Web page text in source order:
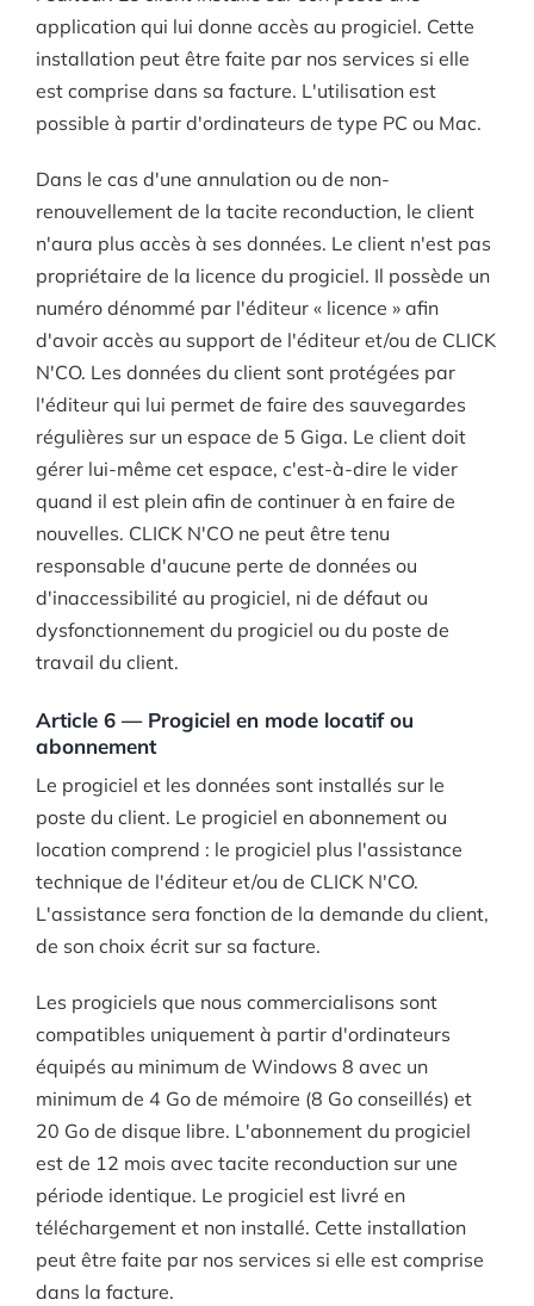
application qui lui donne accès au progiciel. Cette
installation peut être faite par nos services si elle
est comprise dans sa facture. L'utilisation est
possible à partir d'ordinateurs de type PC ou Mac.
Dans le cas d'une annulation ou de non-
renouvellement de la tacite reconduction, le client
n'aura plus accès à ses données. Le client n'est pas
propriétaire de la licence du progiciel. Il possède un
numéro dénommé par l'éditeur « licence » afin
d'avoir accès au support de l'éditeur et/ou de CLICK
N'CO. Les données du client sont protégées par
l'éditeur qui lui permet de faire des sauvegardes
régulières sur un espace de 5 Giga. Le client doit
gérer lui-même cet espace, c'est-à-dire le vider
quand il est plein afin de continuer à en faire de
nouvelles. CLICK N'CO ne peut être tenu
responsable d'aucune perte de données ou
d'inaccessibilité au progiciel, ni de défaut ou
dysfonctionnement du progiciel ou du poste de
travail du client.
Article 6 — Progiciel en mode locatif ou
abonnement
Le progiciel et les données sont installés sur le
poste du client. Le progiciel en abonnement ou
location comprend : le progiciel plus l'assistance
technique de l'éditeur et/ou de CLICK N'CO.
L'assistance sera fonction de la demande du client,
de son choix écrit sur sa facture.
Les progiciels que nous commercialisons sont
compatibles uniquement à partir d'ordinateurs
équipés au minimum de Windows 8 avec un
minimum de 4 Go de mémoire (8 Go conseillés) et
20 Go de disque libre. L'abonnement du progiciel
est de 12 mois avec tacite reconduction sur une
période identique. Le progiciel est livré en
téléchargement et non installé. Cette installation
peut être faite par nos services si elle est comprise
dans la facture.